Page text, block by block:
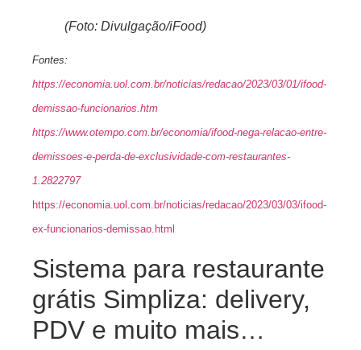
(Foto: Divulgação/iFood)
Fontes:
https://economia.uol.com.br/noticias/redacao/2023/03/01/ifood-
demissao-funcionarios.htm
https://www.otempo.com.br/economia/ifood-nega-relacao-entre-
demissoes-e-perda-de-exclusividade-com-restaurantes-
1.2822797
https://economia.uol.com.br/noticias/redacao/2023/03/03/ifood-
ex-funcionarios-demissao.html
Sistema para restaurante
grátis Simpliza: delivery,
PDV e muito mais…